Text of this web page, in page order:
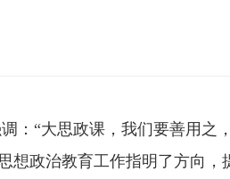
：“大思政课，我们要善用之
想政治教育工作指明了方向，